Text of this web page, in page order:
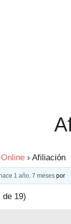
› Afiliación
hace 1 año, 7 meses por
de 19)